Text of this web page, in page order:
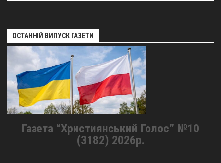
ОСТАННІЙ ВИПУСК ГАЗЕТИ
Газета “Християнський Голос” №10
(3182) 2026р.